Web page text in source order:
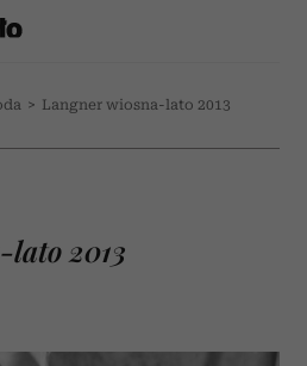
> Langner wiosna-lato 2013
lato 2013